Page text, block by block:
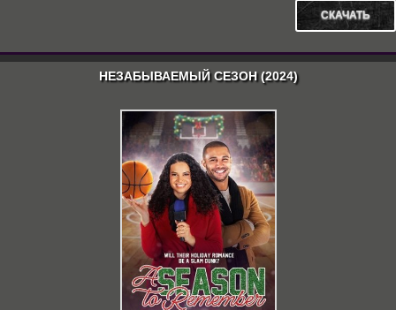
СКАЧАТЬ
НЕЗАБЫВАЕМЫЙ СЕЗОН (2024)